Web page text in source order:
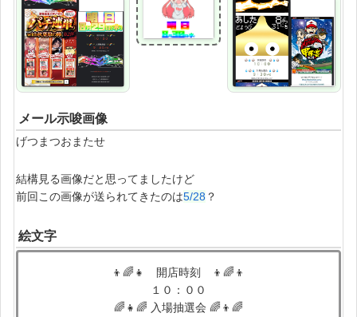
メール示唆画像
げつまつおまたせ
結構見る画像だと思ってましたけど
前回この画像が送られてきたのは5/28 ？
絵文字
👦🌈👧 開店時刻 👦🌈👦
１０：００
🌈👧🌈 入場抽選会 🌈👦🌈